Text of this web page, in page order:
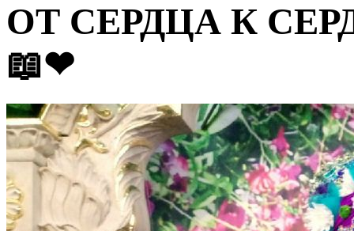
ОТ СЕРДЦА К
📖❤